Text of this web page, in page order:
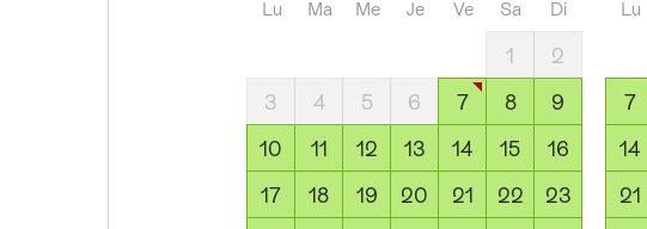
Lu Ma Me Je Ve Sa Di
1
2
3
4 5 6 7 8
9
10
11 12 13 14 15
16
17
18 19 20 21 22
23
Lu
7
14
21